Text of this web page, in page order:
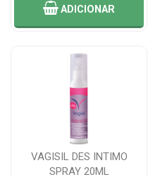
ADICIONAR
VAGISIL DES INTIMO
SPRAY 20ML